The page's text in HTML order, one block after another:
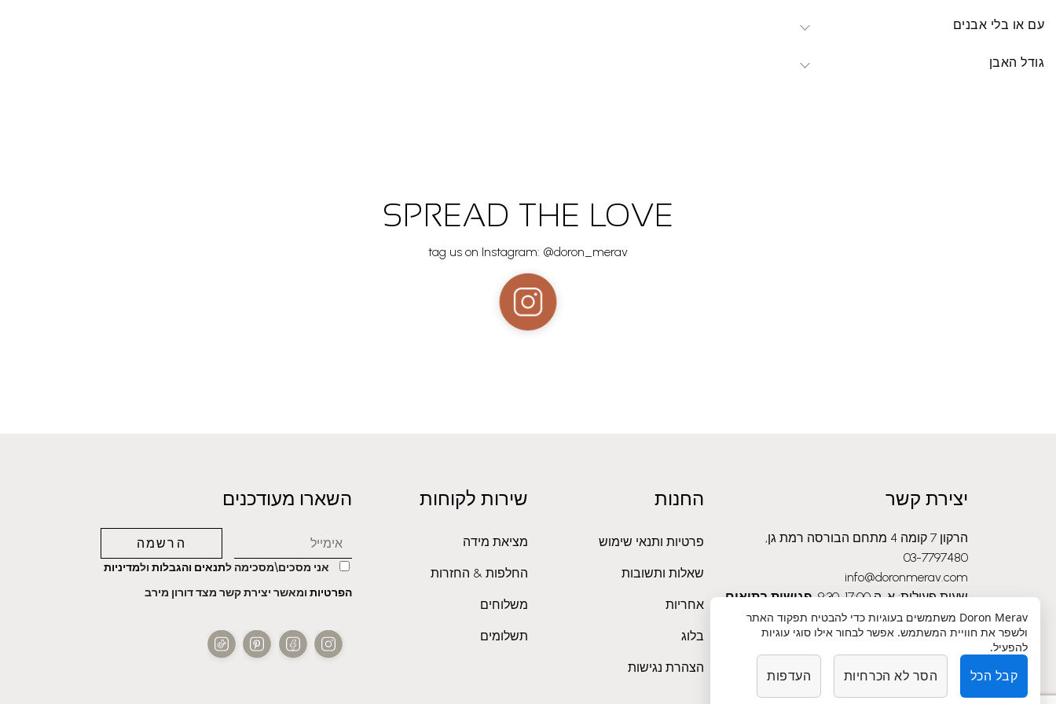
עם או בלי אבנים
גודל האבן
SPREAD THE LOVE
tag us on Instagram: @doron_merav
יצירת קשר
הרקון 7 קומה 4 מתחם הבורסה רמת גן,
03-7797480
info@doronmerav.com
שעות פעילות: א-ה 9:30-17:00
פגישות בתיאום
מראש בלבד
החנות
פרטיות ותנאי שימוש
שאלות ותשובות
אחריות
בלוג
הצהרת נגישות
שירות לקוחות
מציאת מידה
החלפות & החזרות
משלוחים
תשלומים
השארו מעודכנים
אני מסכים\מסכימה לתנאים והגבלות ולמדיניות
הפרטיות ומאשר יצירת קשר מצד דורון מירב
Doron Merav משתמשים בעוגיות כדי להבטיח תפקוד האתר
ולשפר את חוויית המשתמש. אפשר לבחור אילו סוגי עוגיות
להפעיל.
קבל הכל הסר לא הכרחיות העדפות